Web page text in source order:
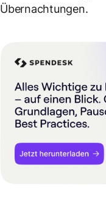
Übernachtungen.